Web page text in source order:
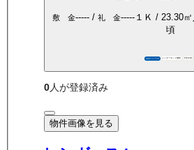
敷 金-----/ 礼 金-----１Ｋ / 23.30㎡
頃
360°パノラマ インターネット無料 P空き有
0人が登録済み
物件画像を見る